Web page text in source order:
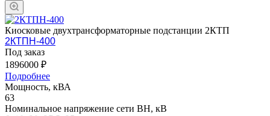
Киосковые двухтрансформаторные подстанции 2КТП
2КТПН-400
Под заказ
1896000 ₽
Подробнее
Мощность, кВА
63
Номинальное напряжение сети ВН, кВ